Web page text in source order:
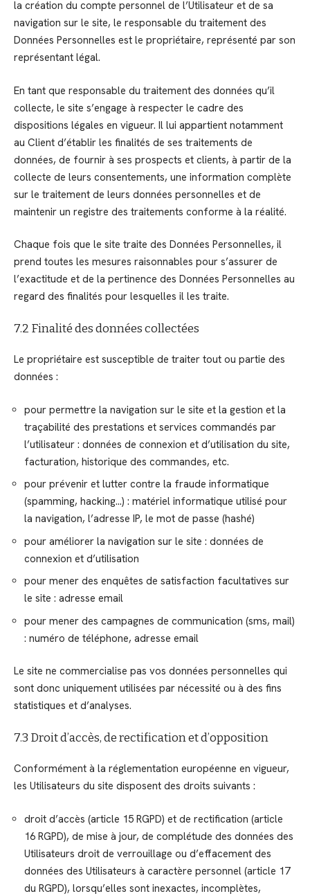
la création du compte personnel de l’Utilisateur et de sa
navigation sur le site, le responsable du traitement des
Données Personnelles est le propriétaire, représenté par son
représentant légal.
En tant que responsable du traitement des données qu’il
collecte, le site s’engage à respecter le cadre des
dispositions légales en vigueur. Il lui appartient notamment
au Client d’établir les finalités de ses traitements de
données, de fournir à ses prospects et clients, à partir de la
collecte de leurs consentements, une information complète
sur le traitement de leurs données personnelles et de
maintenir un registre des traitements conforme à la réalité.
Chaque fois que le site traite des Données Personnelles, il
prend toutes les mesures raisonnables pour s’assurer de
l’exactitude et de la pertinence des Données Personnelles au
regard des finalités pour lesquelles il les traite.
7.2 Finalité des données collectées
Le propriétaire est susceptible de traiter tout ou partie des
données :
pour permettre la navigation sur le site et la gestion et la
traçabilité des prestations et services commandés par
l’utilisateur : données de connexion et d’utilisation du site,
facturation, historique des commandes, etc.
pour prévenir et lutter contre la fraude informatique
(spamming, hacking…) : matériel informatique utilisé pour
la navigation, l’adresse IP, le mot de passe (hashé)
pour améliorer la navigation sur le site : données de
connexion et d’utilisation
pour mener des enquêtes de satisfaction facultatives sur
le site : adresse email
pour mener des campagnes de communication (sms, mail)
: numéro de téléphone, adresse email
Le site ne commercialise pas vos données personnelles qui
sont donc uniquement utilisées par nécessité ou à des fins
statistiques et d’analyses.
7.3 Droit d’accès, de rectification et d’opposition
Conformément à la réglementation européenne en vigueur,
les Utilisateurs du site disposent des droits suivants :
droit d’accès (article 15 RGPD) et de rectification (article
16 RGPD), de mise à jour, de complétude des données des
Utilisateurs droit de verrouillage ou d’effacement des
données des Utilisateurs à caractère personnel (article 17
du RGPD), lorsqu’elles sont inexactes, incomplètes,